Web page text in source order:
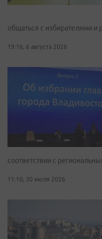
общаться с избирателями и
19:16, 6 августа 2026
соответствии с
11:10, 30 июля 2026